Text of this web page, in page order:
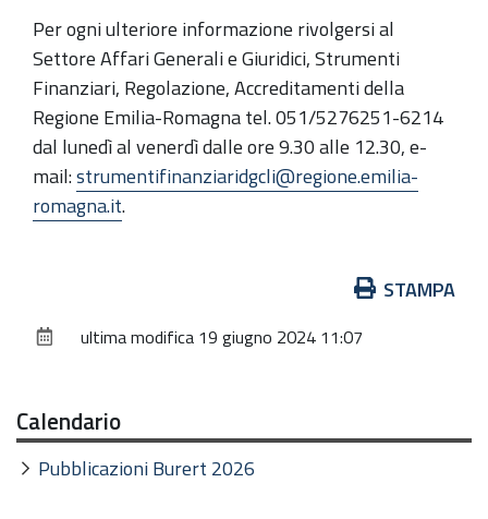
Per ogni ulteriore informazione rivolgersi al
Settore Affari Generali e Giuridici, Strumenti
Finanziari, Regolazione, Accreditamenti della
Regione Emilia-Romagna tel. 051/5276251-6214
dal lunedì al venerdì dalle ore 9.30 alle 12.30, e-
mail:strumentifinanziaridgcli@regione.emilia-
romagna.it.
documento
STAMPA
ultima modifica 19 giugno 2024 11:07
Calendario
Pubblicazioni Burert 2026